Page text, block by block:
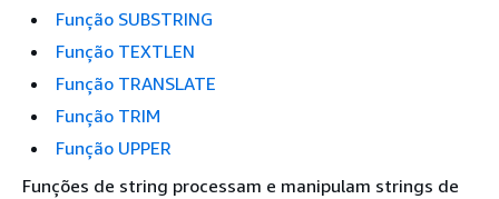
Função SUBSTRING
Função TEXTLEN
Função TRANSLATE
Função TRIM
Função UPPER
Funções de string processam e manipulam strings de